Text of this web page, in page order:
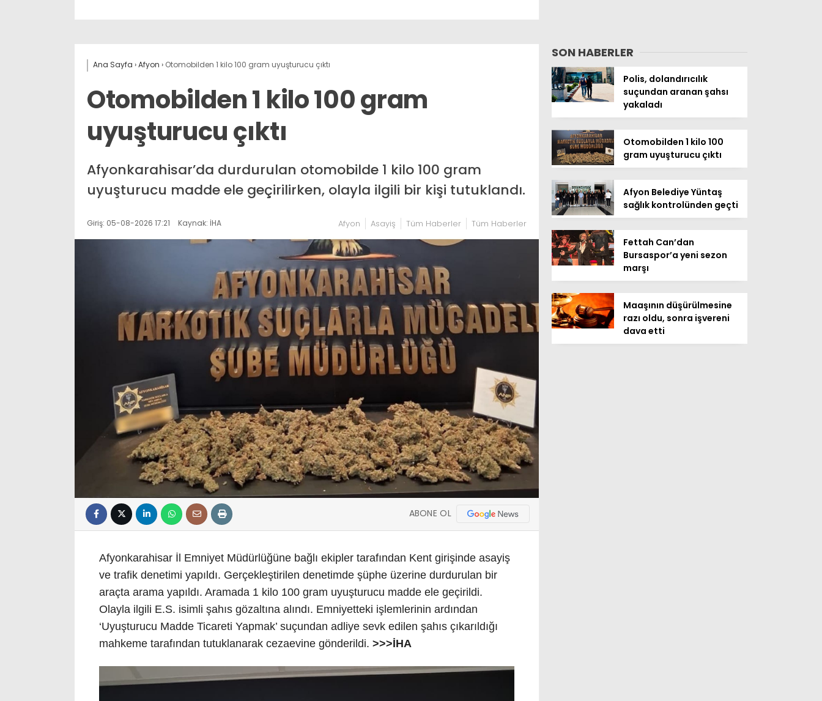
Ana Sayfa ›Afyon › Otomobilden 1 kilo 100 gram uyuşturucu çıktı
Otomobilden 1 kilo 100 gram
uyuşturucu çıktı
Afyonkarahisar’da durdurulan otomobilde 1 kilo 100 gram
uyuşturucu madde ele geçirilirken, olayla ilgili bir kişi tutuklandı.
Giriş: 05-08-2026 17:21 Kaynak: İHA Afyon Asayiş Tüm Haberler Tüm Haberler
ABONE OL
Afyonkarahisar İl Emniyet Müdürlüğüne bağlı ekipler tarafından Kent girişinde asayiş
ve trafik denetimi yapıldı. Gerçekleştirilen denetimde şüphe üzerine durdurulan bir
araçta arama yapıldı. Aramada 1 kilo 100 gram uyuşturucu madde ele geçirildi.
Olayla ilgili E.S. isimli şahıs gözaltına alındı. Emniyetteki işlemlerinin ardından
‘Uyuşturucu Madde Ticareti Yapmak’ suçundan adliye sevk edilen şahıs çıkarıldığı
mahkeme tarafından tutuklanarak cezaevine gönderildi. >>>İHA
SON HABERLER
Polis, dolandırıcılık
suçundan aranan şahsı
yakaladı
Otomobilden 1 kilo 100
gram uyuşturucu çıktı
Afyon Belediye Yüntaş
sağlık kontrolünden geçti
Fettah Can’dan
Bursaspor’a yeni sezon
marşı
Maaşının düşürülmesine
razı oldu, sonra işvereni
dava etti